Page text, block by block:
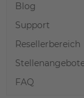
Blog
Support
Resellerbereich
FAQ